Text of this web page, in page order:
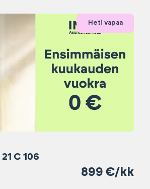
Heti vapaa
C 106
899 €/kk